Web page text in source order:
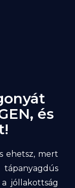
→
és
ehetsz, mert
jóllakottság